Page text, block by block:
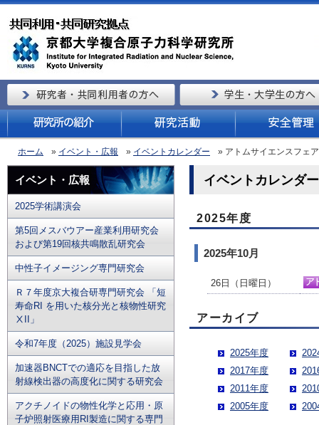
ホーム » イベント・広報 » イベントカレンダー » アトムサイエンスフェ
イベント・広報
2025学術講演会
第5回メスバウアー産業利用研究会
および第19回核共鳴散乱研究会
中性子イメージング専門研究会
Ｒ７年度京大複合研専門研究会 「短
寿命RI を用いた核分光と核物性研究
ⅩII」
令和7年度（2025）施設見学会
加速器BNCTでの適応を目指した放
射線検出器の高度化に関する研究会
アクチノイドの物性化学と応用・原
子炉照射医療用RI製造に関する専門
イベントカレンダ
2025年度
2025年10月
26日（日曜日）
アーカイブ
2025年度
2017年度
2011年度
2005年度